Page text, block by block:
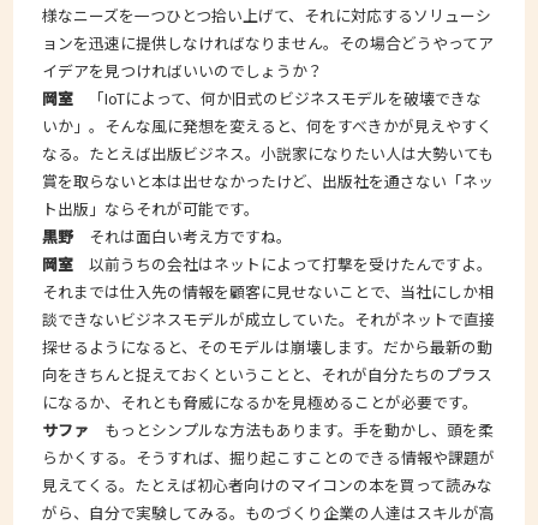
様なニーズを一つひとつ拾い上げて、それに対応するソリューシ
ョンを迅速に提供しなければなりません。その場合どうやってア
イデアを見つければいいのでしょうか？
岡室
「IoTによって、何か旧式のビジネスモデルを破壊できな
いか」。そんな風に発想を変えると、何をすべきかが見えやすく
なる。たとえば出版ビジネス。小説家になりたい人は大勢いても
賞を取らないと本は出せなかったけど、出版社を通さない「ネッ
ト出版」ならそれが可能です。
黒野 それは面白い考え方ですね。
岡室以前うちの会社はネットによって打撃を受けたんですよ。
それまでは仕入先の情報を顧客に見せないことで、当社にしか相
談できないビジネスモデルが成立していた。それがネットで直接
探せるようになると、そのモデルは崩壊します。だから最新の動
向をきちんと捉えておくということと、それが自分たちのプラス
になるか、それとも脅威になるかを見極めることが必要です。
サファ もっとシンプルな方法もあります。手を動かし、頭を柔
らかくする。そうすれば、掘り起こすことのできる情報や課題が
見えてくる。たとえば初心者向けのマイコンの本を買って読みな
がら、自分で実験してみる。ものづくり企業の人達はスキルが高